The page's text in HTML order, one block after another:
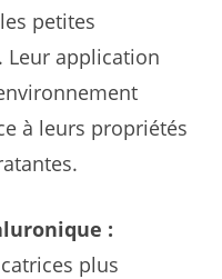
petites
application
à leurs propriétés
:
plus